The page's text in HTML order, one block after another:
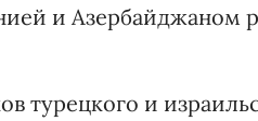
и Азербайджаном
турецкого и